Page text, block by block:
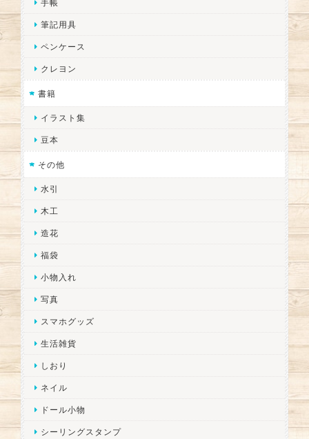
手帳
筆記用具
ペンケース
クレヨン
書籍
イラスト集
豆本
その他
水引
木工
造花
福袋
小物入れ
写真
スマホグッズ
生活雑貨
しおり
ネイル
ドール小物
シーリングスタンプ